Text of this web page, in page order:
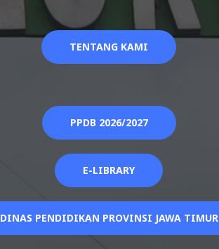
TENTANG KAMI
PPDB 2026/2027
E-LIBRARY
DINAS PENDIDIKAN PROVINSI JAWA TIMUR